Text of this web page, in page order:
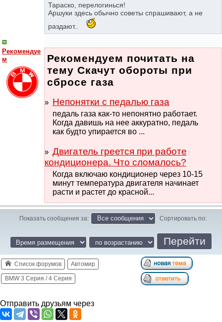
Тараско, перелогинься!
Аршуки здесь обычно советы спрашивают, а не
раздают..
Рекомендуе
м
Рекомендуем почитать на
тему Скачут обороты при
сбросе газа
Непонятки с педалью газа
педаль газа как-то непонятно работает.
Когда давишь на нее аккуратно, педаль
как будто упирается во ...
Двигатель греется при работе
кондиционера. Что сломалось?
Когда включаю кондиционер через 10-15
минут температура двигателя начинает
расти и растет до красной...
Показать сообщения за: Сортировать по:
Список форумов Автомир
BMW 3 Серия / 4 Серия
Отправить друзьям через